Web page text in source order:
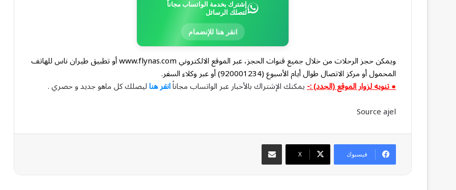
إشترك بخدمة الواتساب مجاناً
لتصلك الرسائل
انقر هنا للإنضمام
ويمكن حجز الرحلات من خلال جميع قنوات الحجز، عبر الموقع اﻻلكتروني www.flynas.com أو تطبيق طيران ناس للهاتف
المحمول أو مركز الاتصال طوال أيام الأسبوع (920001234) أو عبر وكلاء السفر.
● تنويه لزوار الموقع (الجدد) :-يمكنك الإشتراك بالأخبار عبر الواتساب مجاناًانقر هناليصلك كل ماهو جديد و حصري .
Source ajel
فيسبوك ‫X
مشاركة عبر البريد